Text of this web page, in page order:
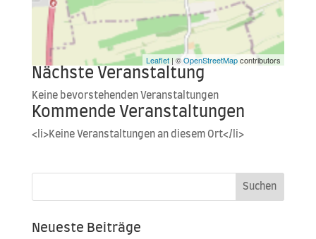
Leaflet | ©OpenStreetMapcontributors
Nächste Veranstaltung
Kei­ne bevor­ste­hen­den Veranstaltungen
Kommende Veranstaltungen
<li>Keine Ver­an­stal­tun­gen an die­sem Ort</li>
Neueste Beiträge